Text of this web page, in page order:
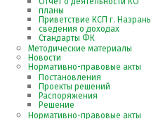
планы
Приветствие КСП г. Назрань
сведения о доходах
Стандарты ФК
Методические материалы
Новости
Нормативно-правовые акты
Постановления
Проекты решений
Распоряжения
Решение
Нормативно-правовые акты